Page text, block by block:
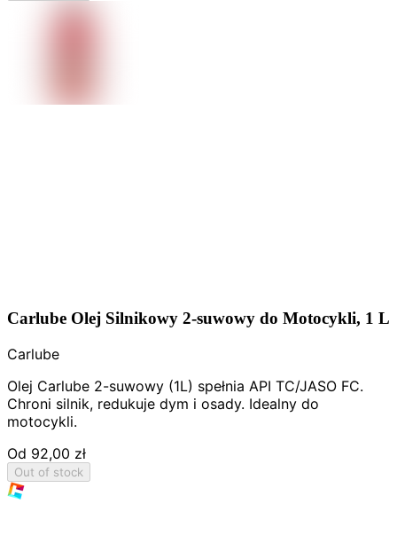
Carlube Olej Silnikowy 2-suwowy do Motocykli, 1 L
Carlube
Olej Carlube 2-suwowy (1L) spełnia API TC/JASO FC.
Chroni silnik, redukuje dym i osady. Idealny do
motocykli.
Od 92,00 zł
Out of stock